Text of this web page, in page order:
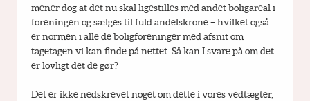
mener dog at det nu skal ligestilles med andet boligareal i
foreningen og sælges til fuld andelskrone – hvilket også
er normen i alle de boligforeninger med afsnit om
tagetagen vi kan finde på nettet. Så kan I svare på om det
er lovligt det de gør?
Det er ikke nedskrevet noget om dette i vores vedtægter,